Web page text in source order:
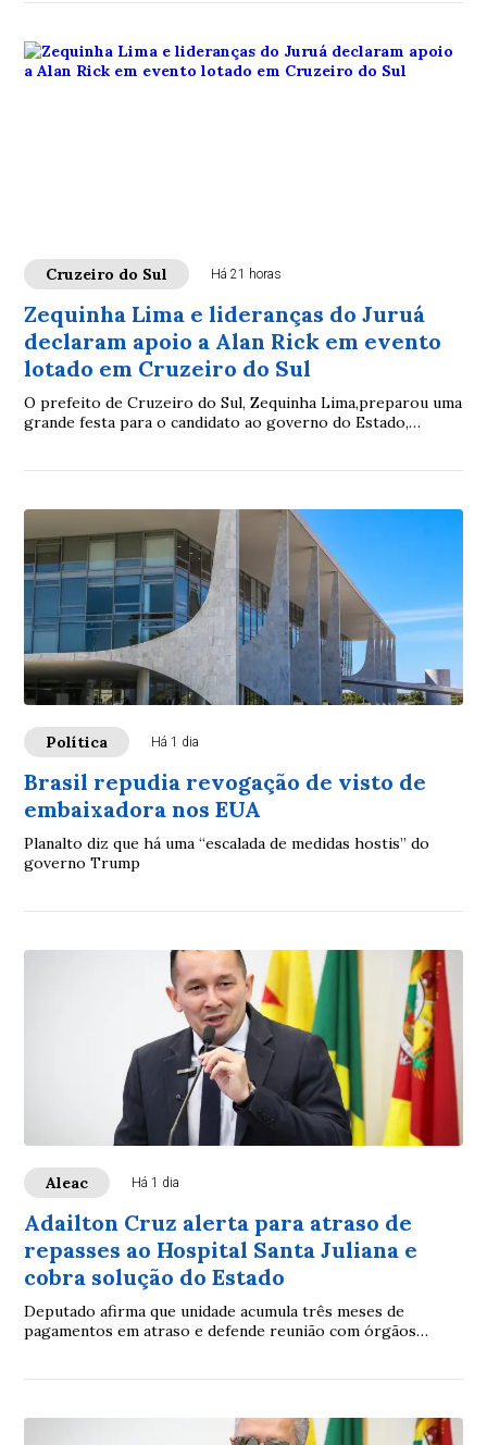
Cruzeiro do Sul Há 21 horas
Zequinha Lima e lideranças do Juruá
declaram apoio a Alan Rick em evento
lotado em Cruzeiro do Sul
O prefeito de Cruzeiro do Sul, Zequinha Lima,preparou uma
grande festa para o candidato ao governo do Estado,
Política Há 1 dia
Brasil repudia revogação de visto de
embaixadora nos EUA
Planalto diz que há uma “escalada de medidas hostis” do
governo Trump
Aleac Há 1 dia
Adailton Cruz alerta para atraso de
repasses ao Hospital Santa Juliana e
cobra solução do Estado
Deputado afirma que unidade acumula três meses de
pagamentos em atraso e defende reunião com órgãos